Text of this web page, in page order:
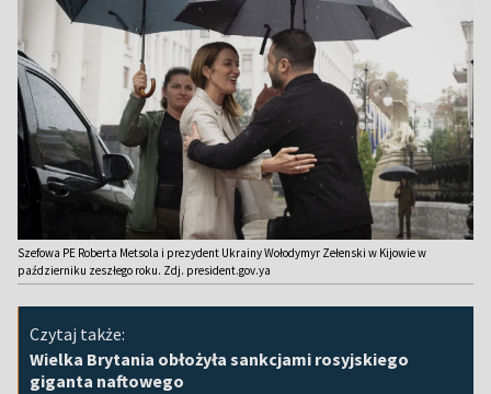
Szefowa PE Roberta Metsola i prezydent Ukrainy Wołodymyr Zełenski w Kijowie w
październiku zeszłego roku. Zdj. president.gov.ya
Czytaj także:
Wielka Brytania obłożyła sankcjami rosyjskiego
giganta naftowego